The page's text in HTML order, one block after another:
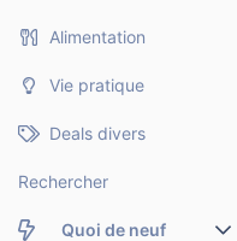
Alimentation
Vie pratique
Deals divers
Rechercher
Quoi de neuf